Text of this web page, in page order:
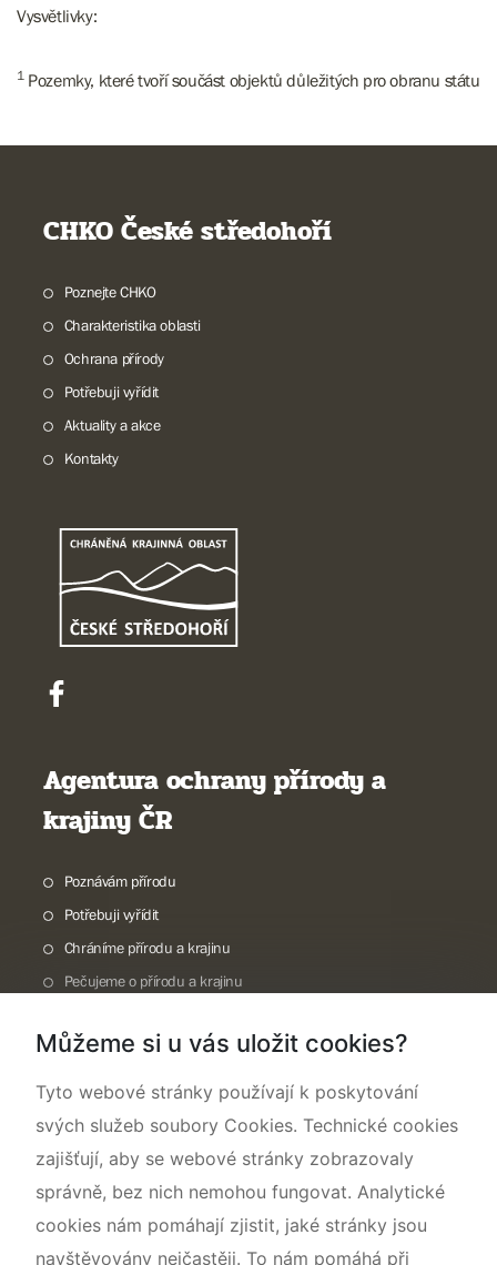
Vysvětlivky:
1Pozemky, které tvoří součást objektů důležitých pro obranu státu
CHKO České středohoří
Poznejte CHKO
Charakteristika oblasti
Ochrana přírody
Potřebuji vyřídit
Aktuality a akce
Kontakty
Agentura ochrany přírody a
krajiny ČR
Poznávám přírodu
Potřebuji vyřídit
Chráníme přírodu a krajinu
Pečujeme o přírodu a krajinu
O nás
Můžeme si u vás uložit cookies?
Tyto webové stránky používají k poskytování
svých služeb soubory Cookies. Technické cookies
zajišťují, aby se webové stránky zobrazovaly
správně, bez nich nemohou fungovat. Analytické
cookies nám pomáhají zjistit, jaké stránky jsou
navštěvovány nejčastěji. To nám pomáhá při